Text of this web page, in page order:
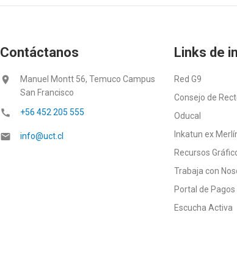
Contáctanos
location_on
Manuel Montt 56, Temuco Campus
San Francisco
call +56 452 205 555
email info@uct.cl
Links de
Red G9
Consejo de
Oducal
Inkatun ex
Recursos
Trabaja con
Portal de Pagos
Escucha Activa